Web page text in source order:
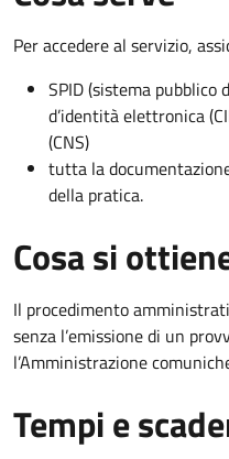
Per accedere al servizio,
SPID (sistema
d’identità elettronica
(CNS)
tutta la
della pratica.
Cosa si
Il procedimento
senza l’emissione di un
l’Amministrazione
Tempi e